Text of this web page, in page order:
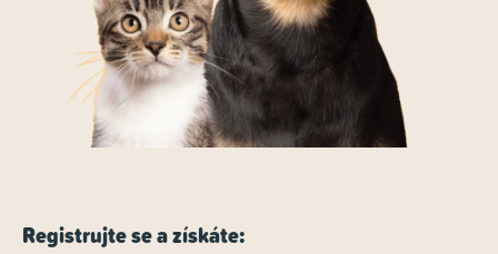
Registrujte se a získáte: